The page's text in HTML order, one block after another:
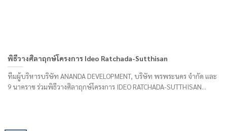
พิธีวางศิลาฤกษ์โครงการ Ideo Ratchada-Sutthisan
ทีมผู้บริหารบริษัท ANANDA DEVELOPMENT, บริษัท พรพระนคร จำกัด และ
9 นาคราช ร่วมพิธีวางศิลาฤกษ์โครงการ IDEO RATCHADA-SUTTHISAN...